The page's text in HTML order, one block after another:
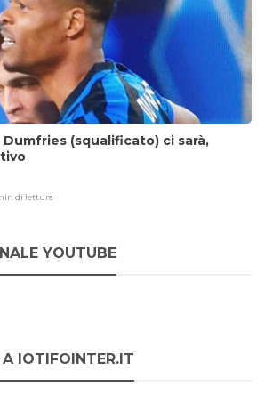
(squalificato) ci sarà,
di lettura
YOUTUBE
IOTIFOINTER.IT